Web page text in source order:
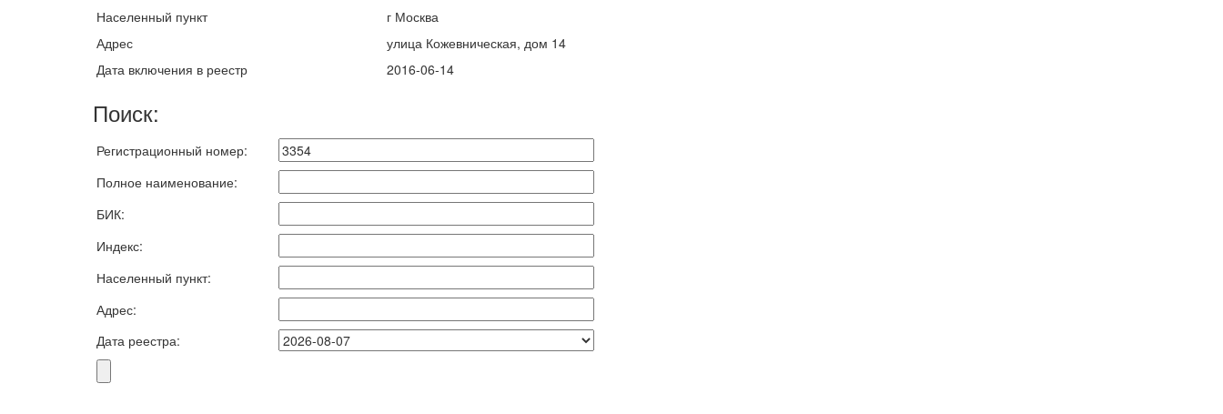
Населенный пункт
г Москва
Адрес
улица Кожевническая, дом 14
Дата включения в реестр
2016-06-14
Поиск:
Регистрационный номер:
Полное наименование:
БИК:
Индекс:
Населенный пункт:
Адрес:
Дата реестра: